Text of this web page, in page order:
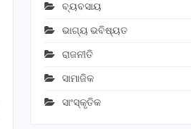
ବ୍ୟବସାୟ
ଭାଗ୍ୟ ଭବିଷ୍ୟତ
ରାଜନୀତି
ସାମାଜିକ
ସାଂସ୍କୃତିକ